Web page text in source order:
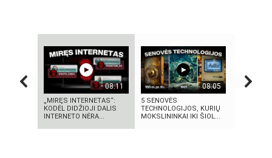
08:11
„MIRĘS INTERNETAS“:
KODĖL DIDŽIOJI DALIS
INTERNETO NĖRA...
08:05
5 SENOVĖS
TECHNOLOGIJOS, KURIŲ
MOKSLININKAI IKI ŠIOL...